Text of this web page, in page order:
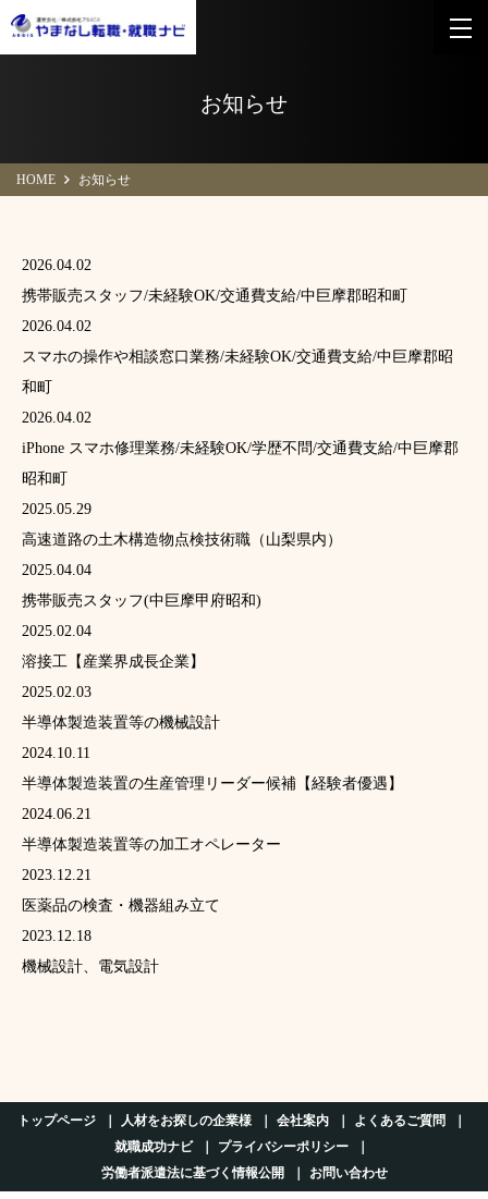
お知らせ
HOME お知らせ
2026.04.02
携帯販売スタッフ/未経験OK/交通費支給/中巨摩郡昭和町
2026.04.02
スマホの操作や相談窓口業務/未経験OK/交通費支給/中巨摩郡昭
和町
2026.04.02
iPhone スマホ修理業務/未経験OK/学歴不問/交通費支給/中巨摩郡
昭和町
2025.05.29
高速道路の土木構造物点検技術職（山梨県内）
2025.04.04
携帯販売スタッフ(中巨摩甲府昭和)
2025.02.04
溶接工【産業界成長企業】
2025.02.03
半導体製造装置等の機械設計
2024.10.11
半導体製造装置の生産管理リーダー候補【経験者優遇】
2024.06.21
半導体製造装置等の加工オペレーター
2023.12.21
医薬品の検査・機器組み立て
2023.12.18
機械設計、電気設計
トップページ 人材をお探しの企業様 会社案内
よくあるご質問
就職成功ナビ
プライバシーポリシー
労働者派遣法に基づく情報公開
お問い合わせ